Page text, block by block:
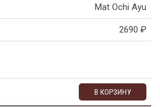
Mat Ochi Ayu
2690 ₽
В КОРЗИНУ